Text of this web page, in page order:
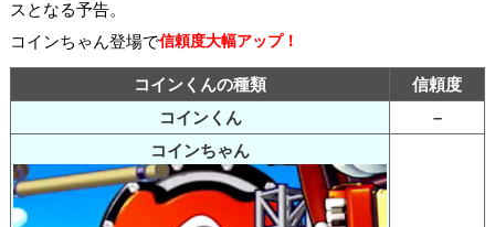
スとなる予告。
コインちゃん登場で信頼度大幅アップ！
コインくんの種類
信頼度
コインくん
–
コインちゃん